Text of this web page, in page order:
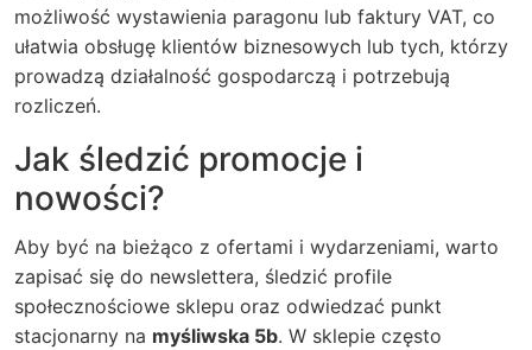
możliwość wystawienia paragonu lub faktury VAT, co
ułatwia obsługę klientów biznesowych lub tych, którzy
prowadzą działalność gospodarczą i potrzebują
rozliczeń.
Jak śledzić promocje i
nowości?
Aby być na bieżąco z ofertami i wydarzeniami, warto
zapisać się do newslettera, śledzić profile
społecznościowe sklepu oraz odwiedzać punkt
stacjonarny na myśliwska 5b. W sklepie często